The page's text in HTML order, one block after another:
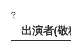
?
出演者(